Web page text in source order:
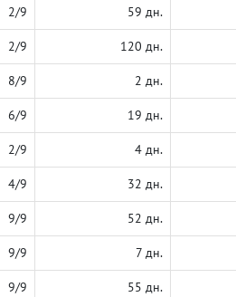
2/9 59 дн.
2/9 120 дн.
8/9 2 дн.
6/9 19 дн.
2/9 4 дн.
4/9 32 дн.
9/9 52 дн.
9/9 7 дн.
9/9 55 дн.